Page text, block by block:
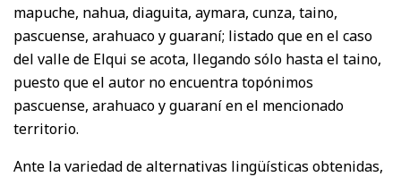
mapuche, nahua, diaguita, aymara, cunza, taino,
pascuense, arahuaco y guaraní; listado que en el caso
del valle de Elqui se acota, llegando sólo hasta el taino,
puesto que el autor no encuentra topónimos
pascuense, arahuaco y guaraní en el mencionado
territorio.
Ante la variedad de alternativas lingüísticas obtenidas,